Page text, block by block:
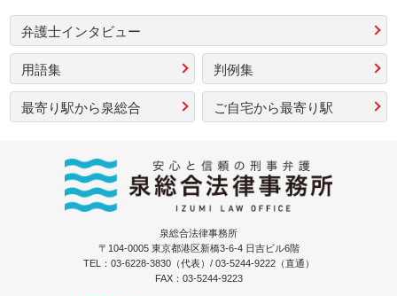
弁護士インタビュー
判例集
用語集
ご自宅から最寄り駅
最寄り駅から泉総合
泉総合法律事務所
〒104-0005 東京都港区新橋3-6-4 日吉ビル6階
TEL：03-6228-3830（代表）/ 03-5244-9222（直通）
FAX：03-5244-9223